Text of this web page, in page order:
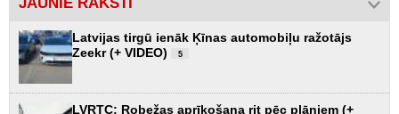
Latvijas tirgū ienāk Ķīnas automobiļu ražotājs
Zeekr (+ VIDEO)
5
LVRTC: Robežas aprīkošana rit pēc plāniem (+